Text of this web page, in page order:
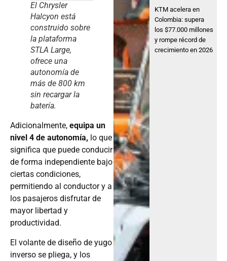
El Chrysler
Halcyon está
construido sobre
la plataforma
STLA Large,
ofrece una
autonomía de
más de 800 km
sin recargar la
batería.
Adicionalmente, equipa un
nivel 4 de autonomía, lo que
significa que puede conducir
de forma independiente bajo
ciertas condiciones,
permitiendo al conductor y a
los pasajeros disfrutar de
mayor libertad y
productividad.
El volante de diseño de yugo
inverso se pliega, y los
KTM acelera en
Colombia: supera
los $77.000 millones
y rompe récord de
crecimiento en 2026